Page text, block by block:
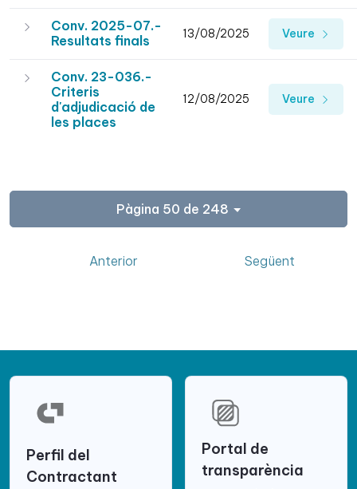
Conv. 2025-07.-
Resultats finals
13/08/2025 Veure
Conv. 23-036.-
Criteris
d'adjudicació de
les places
12/08/2025 Veure
Pàgina 50 de 248
Anterior Següent
Perfil del
Contractant
Portal de
transparència